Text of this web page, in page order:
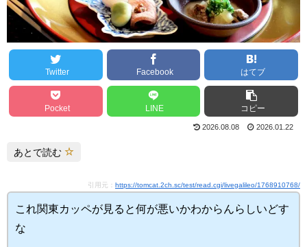
Twitter Facebook はてブ
Pocket LINE コピー
2026.08.08 2026.01.22
あとで読む
引用元： https://tomcat.2ch.sc/test/read.cgi/livegalileo/1768910768/
これ関東カッペが見ると何が悪いかわからんらしいどす
な